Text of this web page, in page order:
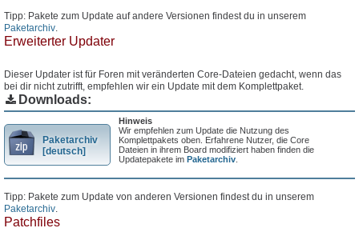
Tipp: Pakete zum Update auf andere Versionen findest du in unserem
Paketarchiv.
Erweiterter Updater
Dieser Updater ist für Foren mit veränderten Core-Dateien gedacht, wenn das
bei dir nicht zutrifft, empfehlen wir ein Update mit dem Komplettpaket.
Downloads:
Paketarchiv
[deutsch]
Hinweis
Wir empfehlen zum Update die Nutzung des
Komplettpakets oben. Erfahrene Nutzer, die Core
Dateien in ihrem Board modifiziert haben finden die
Updatepakete imPaketarchiv
Tipp: Pakete zum Update von anderen Versionen findest du in unserem
Paketarchiv
Patchfiles